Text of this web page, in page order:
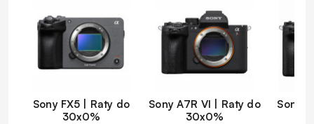
Sony FX5 | Raty do
30x0%
Sony A7R VI | Raty do
30x0%
Sony